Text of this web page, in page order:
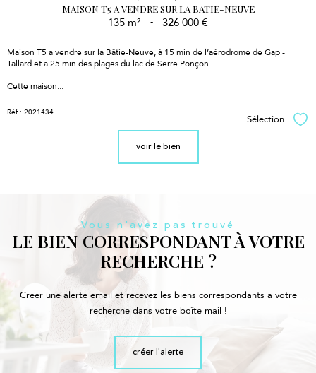
MAISON T5 A VENDRE SUR LA BATIE-NEUVE
135 m² - 326 000 €
Maison T5 a vendre sur la Bâtie-Neuve, à 15 min de l’aérodrome de Gap -
Tallard et à 25 min des plages du lac de Serre Ponçon.
Cette maison...
Réf : 2021434.
Sélection
voir le bien
Vous n'avez pas trouvé
LE BIEN CORRESPONDANT À VOTRE
RECHERCHE ?
Créer une alerte email et recevez les biens correspondants à votre
recherche dans votre boîte mail !
créer l'alerte